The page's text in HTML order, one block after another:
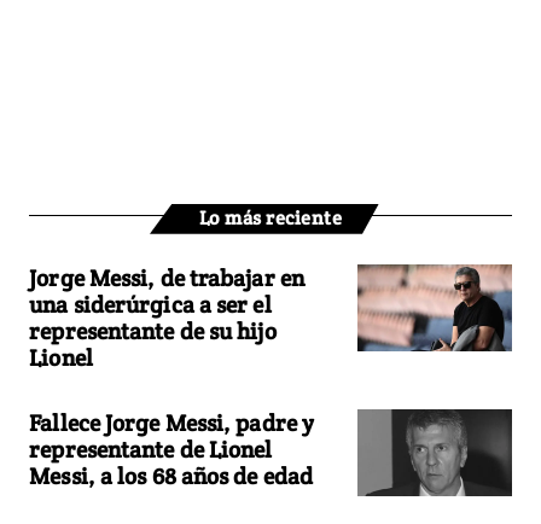
Lo más reciente
Jorge Messi, de trabajar en
una siderúrgica a ser el
representante de su hijo
Lionel
Fallece Jorge Messi, padre y
representante de Lionel
Messi, a los 68 años de edad